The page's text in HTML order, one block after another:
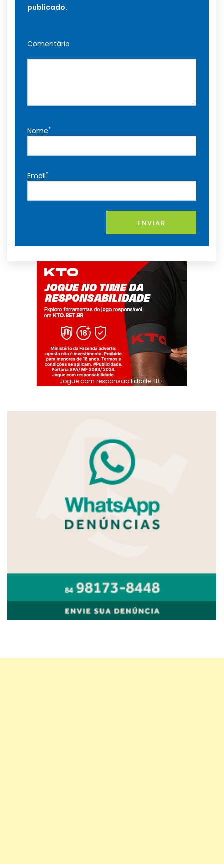
publicado.
Comentário
Nome*
Email*
ENVIAR
Jogue com responsabilidade. 18+